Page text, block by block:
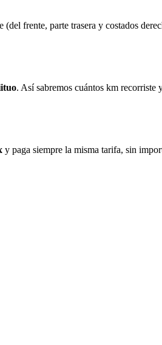
frente, parte trasera y costados
. Así sabremos cuántos km recorriste
y paga siempre la misma tarifa, sin